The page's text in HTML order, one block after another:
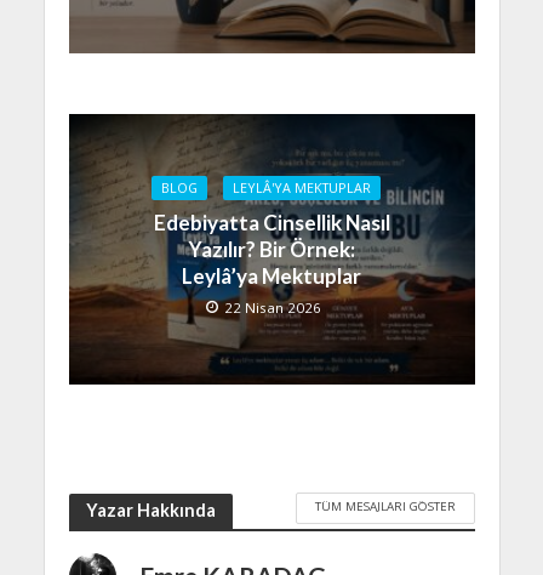
BLOG LEYLÂ'YA MEKTUPLAR
Edebiyatta Cinsellik Nasıl
Yazılır? Bir Örnek:
Leylâ’ya Mektuplar
22 Nisan 2026
Yazar Hakkında TÜM MESAJLARI GÖSTER